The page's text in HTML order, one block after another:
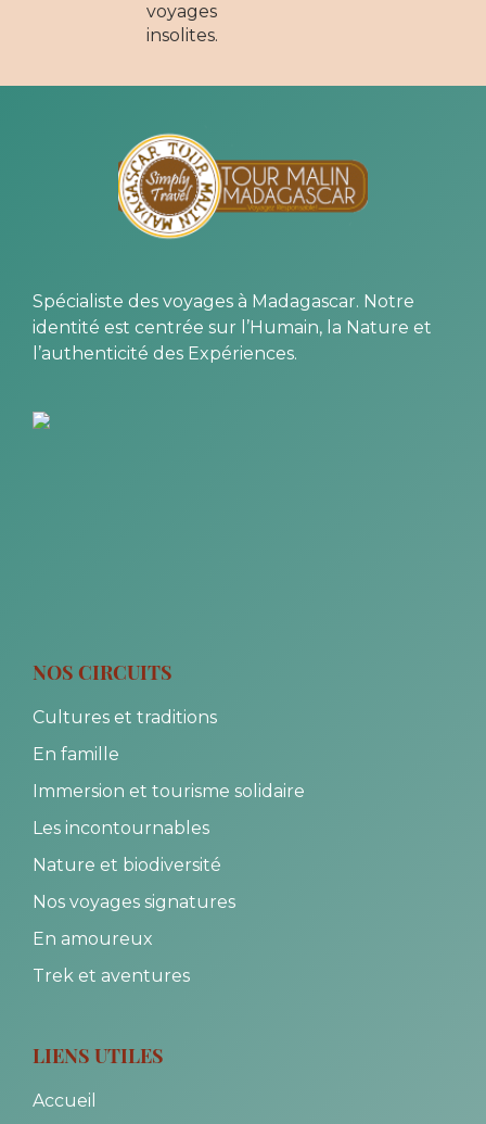
voyages
insolites.
Spécialiste des voyages à Madagascar. Notre
identité est centrée sur l’Humain, la Nature et
l’authenticité des Expériences.
NOS CIRCUITS
Cultures et traditions
En famille
Immersion et tourisme solidaire
Les incontournables
Nature et biodiversité
Nos voyages signatures
En amoureux
Trek et aventures
LIENS UTILES
Accueil